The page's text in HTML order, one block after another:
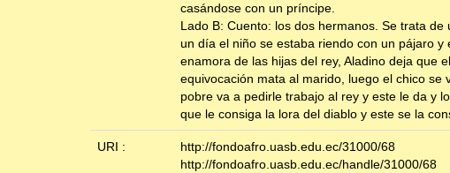
casándose con un príncipe.
Lado B: Cuento: los dos hermanos. Se trata
un día el niño se estaba riendo con un pájaro
enamora de las hijas del rey, Aladino deja que
equivocación mata al marido, luego el chico
pobre va a pedirle trabajo al rey y este le da y
que le consiga la lora del diablo y este se la
URI :
http://fondoafro.uasb.edu.ec/31000/68
http://fondoafro.uasb.edu.ec/handle/31000/68